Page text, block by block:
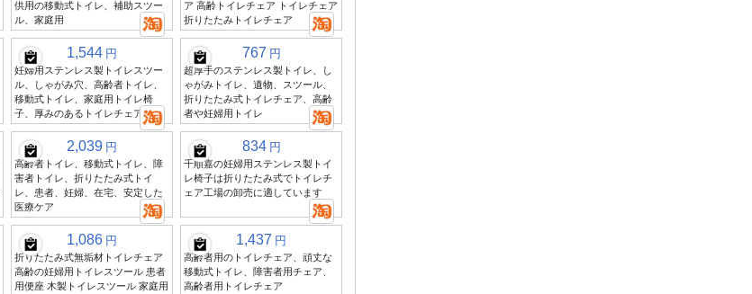
供用の移動式トイレ、補助スツー
ル、家庭用
ア 高齢トイレチェア トイレチェア
折りたたみトイレチェア
1,544 円
妊婦用ステンレス製トイレスツー
ル、しゃがみ穴、高齢者トイレ、
移動式トイレ、家庭用トイレ椅
子、厚みのあるトイレチェア
767 円
超厚手のステンレス製トイレ、し
ゃがみトイレ、遺物、スツール、
折りたたみ式トイレチェア、高齢
者や妊婦用トイレ
2,039 円
高齢者トイレ、移動式トイレ、障
害者トイレ、折りたたみ式トイ
レ、患者、妊婦、在宅、安定した
医療ケア
834 円
千順嘉の妊婦用ステンレス製トイ
レ椅子は折りたたみ式でトイレチ
ェア工場の卸売に適しています
1,086 円
折りたたみ式無垢材トイレチェア
高齢の妊婦用トイレスツール 患者
用便座 木製トイレスツール 家庭用
1,437 円
高齢者用のトイレチェア、頑丈な
移動式トイレ、障害者用チェア、
高齢者用トイレチェア